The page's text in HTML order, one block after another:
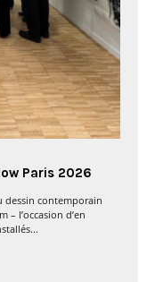
Paris 2026
dessin contemporain
l’occasion d’en